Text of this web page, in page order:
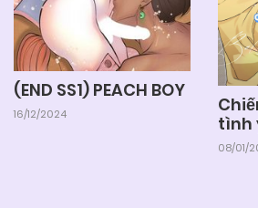
(END SS1) PEACH BOY
16/12/2024
tình
08/01/